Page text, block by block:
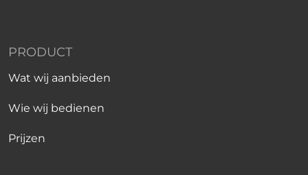
PRODUCT
Wat wij aanbieden
Wie wij bedienen
Prijzen